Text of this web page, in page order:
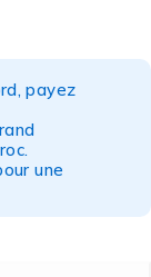
payez
une